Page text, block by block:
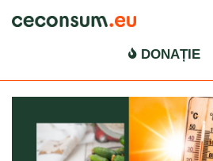
canicula
DONAȚIE